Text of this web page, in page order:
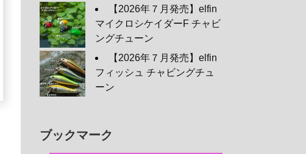
【2026年７月発売】elfin
マイクロシケイダーF チャビ
ングチューン
【2026年７月発売】elfin
フィッシュ チャビングチュ
ーン
ブックマーク